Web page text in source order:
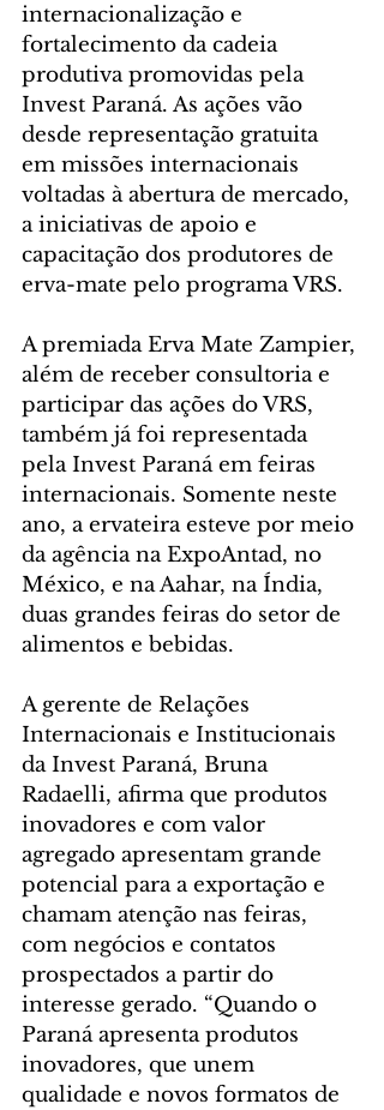
internacionalização e
fortalecimento da cadeia
produtiva promovidas pela
Invest Paraná. As ações vão
desde representação gratuita
em missões internacionais
voltadas à abertura de mercado,
a iniciativas de apoio e
capacitação dos produtores de
erva-mate pelo programa VRS.
A premiada Erva Mate Zampier,
além de receber consultoria e
participar das ações do VRS,
também já foi representada
pela Invest Paraná em feiras
internacionais. Somente neste
ano, a ervateira esteve por meio
da agência na ExpoAntad, no
México, e na Aahar, na Índia,
duas grandes feiras do setor de
alimentos e bebidas.
A gerente de Relações
Internacionais e Institucionais
da Invest Paraná, Bruna
Radaelli, afirma que produtos
inovadores e com valor
agregado apresentam grande
potencial para a exportação e
chamam atenção nas feiras,
com negócios e contatos
prospectados a partir do
interesse gerado. “Quando o
Paraná apresenta produtos
inovadores, que unem
qualidade e novos formatos de